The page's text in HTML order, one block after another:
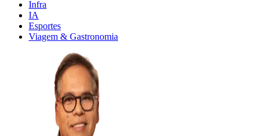
Infra
IA
Esportes
Viagem & Gastronomia